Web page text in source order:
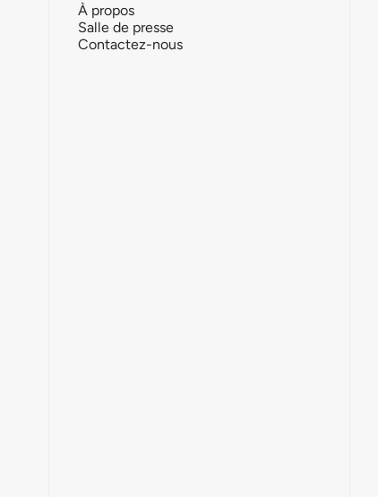
À propos
Salle de presse
Contactez-nous